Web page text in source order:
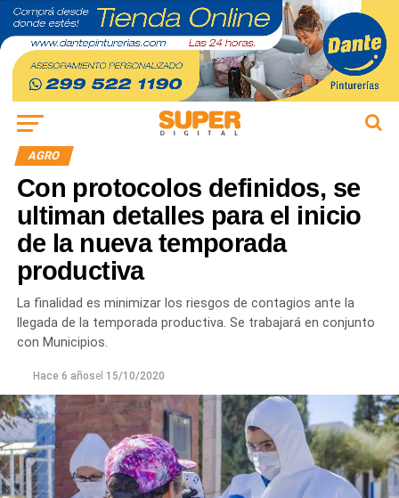
AGRO
Con protocolos definidos, se
ultiman detalles para el inicio
de la nueva temporada
productiva
La finalidad es minimizar los riesgos de contagios ante la
llegada de la temporada productiva. Se trabajará en conjunto
con Municipios.
Hace 6 añosel 15/10/2020